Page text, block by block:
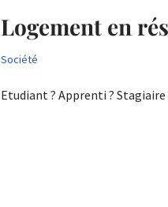
Logement en
Société
Etudiant ? Apprenti ?